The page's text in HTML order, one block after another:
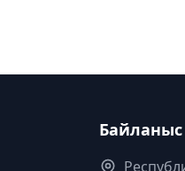
Байланыс